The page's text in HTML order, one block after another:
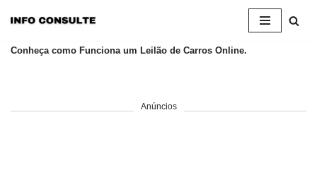
para
Conheça como Funciona um Leilão de Carros Online.
Anúncios